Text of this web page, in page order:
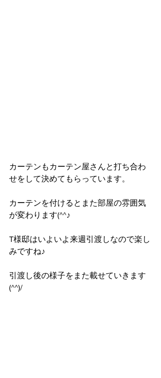
カーテンもカーテン屋さんと打ち合わ
せをして決めてもらっています。
カーテンを付けるとまた部屋の雰囲気
が変わります(^^♪
T様邸はいよいよ来週引渡しなので楽し
みですね♪
引渡し後の様子をまた載せていきます
(^^)/